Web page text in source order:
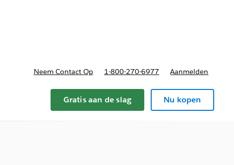
sub-navigation for Plannen en prijzen
Neem Contact Op 1-800-270-6977 Aanmelden
Gratis aan de slag Nu kopen